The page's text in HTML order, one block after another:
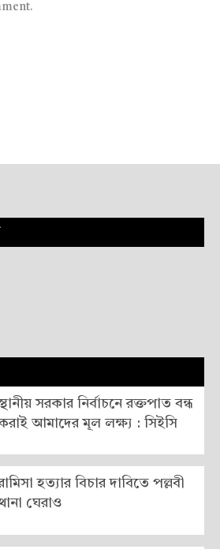
সরকার নির্বাচনে রক্তপাত বন্ধ
আমাদের মূল লক্ষ্য : সিইসি
হত্যার বিচার দাবিতে পল্লবী
ঘেরাও